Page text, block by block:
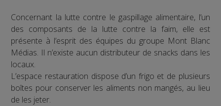
Concernant la lutte contre le gaspillage alimentaire, l’un
des composants de la lutte contre la faim, elle est
présente à l’esprit des équipes du groupe Mont Blanc
Médias. Il n’existe aucun distributeur de snacks dans les
locaux.
L’espace restauration dispose d’un frigo et de plusieurs
boîtes pour conserver les aliments non mangés, au lieu
de les jeter.